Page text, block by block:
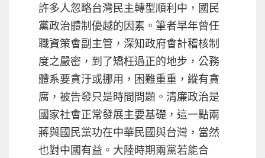
許多人忽略台灣民主轉型順利中，國民
黨政治體制優越的因素。筆者早年曾任
職資策會副主管，深知政府會計稽核制
度之嚴密，到了矯枉過正的地步，公務
體系要貪汙或挪用，困難重重，縱有貪
腐，被告發只是時間問題。清廉政治是
國家社會正常發展主要基礎，這一點兩
蔣與國民黨功在中華民國與台灣，當然
也對中國有益。大陸時期兩黨若能合